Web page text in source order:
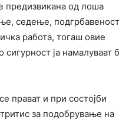
предизвикана од лоша
седење, подгрбавеност
работа, тогаш овие
ја намалуваат б
прават и при состојби
за подобрување на